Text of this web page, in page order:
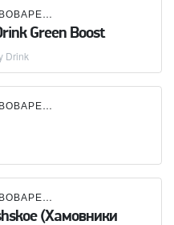
МОСКОВСКАЯ ПИВОВАРЕННАЯ КОМПАНИЯ (МПК)
Green Boost
Drink
МОСКОВСКАЯ ПИВОВАРЕННАЯ КОМПАНИЯ (МПК)
МОСКОВСКАЯ ПИВОВАРЕННАЯ КОМПАНИЯ (МПК)
(Хамовники